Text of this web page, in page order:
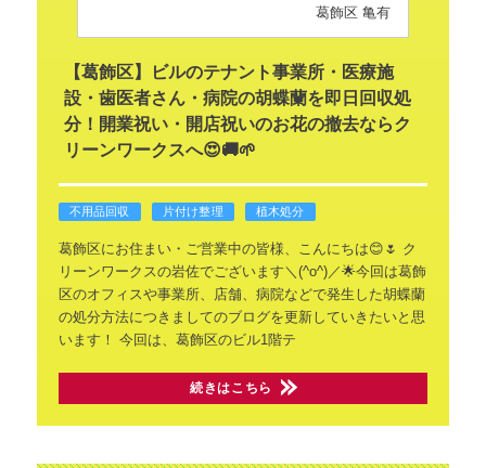
葛飾区 亀有
【葛飾区】ビルのテナント事業所・医療施
設・歯医者さん・病院の胡蝶蘭を即日回収処
分！開業祝い・開店祝いのお花の撤去ならク
リーンワークスへ😍🚚🌱
不用品回収 片付け整理 植木処分
葛飾区にお住まい・ご営業中の皆様、こんにちは😊🌷 ク
リーンワークスの岩佐でございます＼(^o^)／🌟今回は葛飾
区のオフィスや事業所、店舗、病院などで発生した胡蝶蘭
の処分方法につきましてのブログを更新していきたいと思
います！ 今回は、葛飾区のビル1階テ
続きはこちら